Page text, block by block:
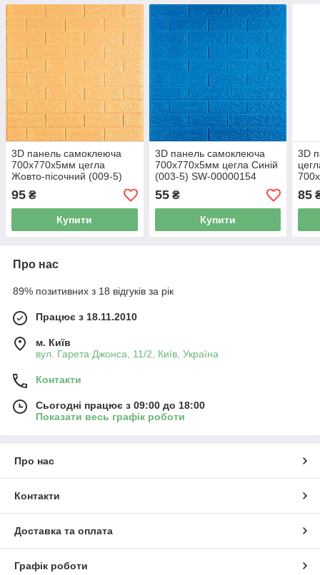
3D панель самоклеюча
700х770х5мм цегла
Жовто-пісочний (009-5)
SW-00000028
95 ₴
Купити
3D панель самоклеюча
700х770х5мм цегла Синій
(003-5) SW-00000154
55₴
Купити
3D
85
Про нас
89% позитивних з 18 відгуків за рік
Працює з 18.11.2010
м. Київ
вул. Гарета Джонса, 11/2, Київ, Україна
Контакти
Сьогодні працює з 09:00 до 18:00
Показати весь графік роботи
Про нас
Контакти
Доставка та оплата
Графік роботи